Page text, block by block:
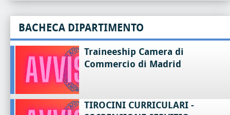
BACHECA DIPARTIMENTO
Traineeship Camera di
Commercio di Madrid
TIROCINI CURRICULARI -